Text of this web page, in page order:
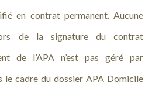
en contrat permanent. Aucune
de la signature du contrat
de l’APA n’est pas géré par
le cadre du dossier APA Domicile